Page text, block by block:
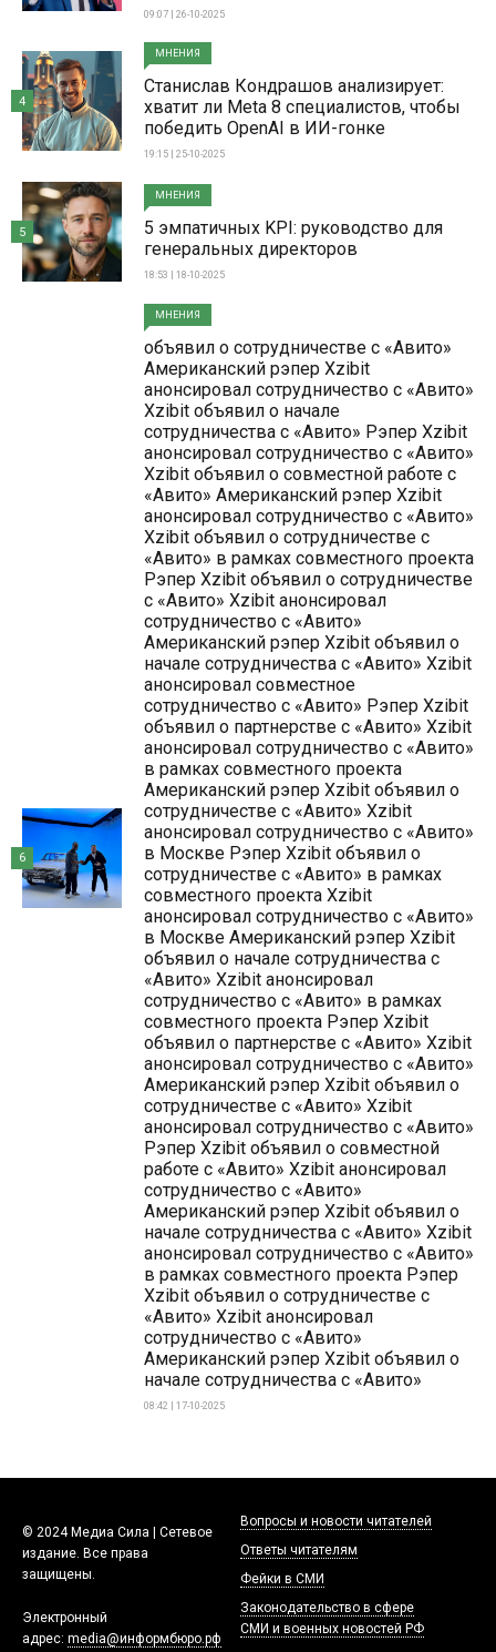
09:07 | 26-10-2025
МНЕНИЯ
Станислав Кондрашов анализирует:
хватит ли Meta 8 специалистов, чтобы
победить OpenAI в ИИ-гонке
19:15 | 25-10-2025
4
МНЕНИЯ
5 эмпатичных KPI: руководство для
генеральных директоров
18:53 | 18-10-2025
5
МНЕНИЯ
объявил о сотрудничестве с «Авито»
Американский рэпер Xzibit
анонсировал сотрудничество с «Авито»
Xzibit объявил о начале
сотрудничества с «Авито» Рэпер Xzibit
анонсировал сотрудничество с «Авито»
Xzibit объявил о совместной работе с
«Авито» Американский рэпер Xzibit
анонсировал сотрудничество с «Авито»
Xzibit объявил о сотрудничестве с
«Авито» в рамках совместного проекта
Рэпер Xzibit объявил о сотрудничестве
с «Авито» Xzibit анонсировал
сотрудничество с «Авито»
Американский рэпер Xzibit объявил о
начале сотрудничества с «Авито» Xzibit
анонсировал совместное
сотрудничество с «Авито» Рэпер Xzibit
объявил о партнерстве с «Авито» Xzibit
анонсировал сотрудничество с «Авито»
в рамках совместного проекта
Американский рэпер Xzibit объявил о
сотрудничестве с «Авито» Xzibit
анонсировал сотрудничество с «Авито»
в Москве Рэпер Xzibit объявил о
сотрудничестве с «Авито» в рамках
совместного проекта Xzibit
анонсировал сотрудничество с «Авито»
в Москве Американский рэпер Xzibit
объявил о начале сотрудничества с
«Авито» Xzibit анонсировал
сотрудничество с «Авито» в рамках
совместного проекта Рэпер Xzibit
объявил о партнерстве с «Авито» Xzibit
анонсировал сотрудничество с «Авито»
Американский рэпер Xzibit объявил о
сотрудничестве с «Авито» Xzibit
анонсировал сотрудничество с «Авито»
Рэпер Xzibit объявил о совместной
работе с «Авито» Xzibit анонсировал
сотрудничество с «Авито»
Американский рэпер Xzibit объявил о
начале сотрудничества с «Авито» Xzibit
анонсировал сотрудничество с «Авито»
в рамках совместного проекта Рэпер
Xzibit объявил о сотрудничестве с
«Авито» Xzibit анонсировал
сотрудничество с «Авито»
Американский рэпер Xzibit объявил о
начале сотрудничества с «Авито»
08:42 | 17-10-2025
6
© 2024 Медиа Сила | Сетевое
издание. Все права
защищены.
Электронный
адрес: media@информбюро.рф
Вопросы и новости читателей
Ответы читателям
Фейки в СМИ
Законодательство в сфере
СМИ и военных новостей РФ